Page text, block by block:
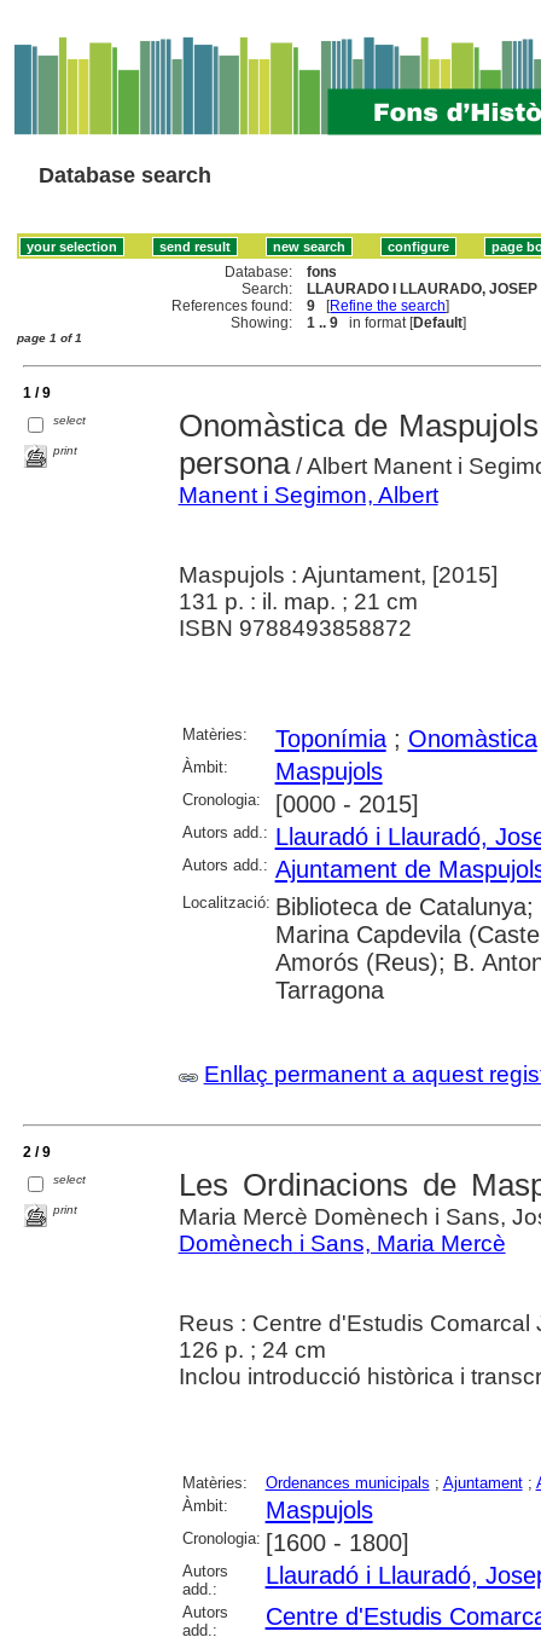
Database search
Database:
fons
Search:
LLAURADO I LLAURADO,
References found:
9 [Refine the search]
Showing:
1 .. 9 in format [Default]
page 1 of 1
1 / 9
select
print
Onomàstica de
persona/ Albert Manent i
Manent i Segimon, Albert
Maspujols : Ajuntament, [2015]
131 p. : il. map. ; 21 cm
ISBN 9788493858872
Matèries: Toponímia; Onomàstica
Àmbit: Maspujols
Cronologia: [0000 - 2015]
Autors add.: Llauradó i Llauradó,
Autors add.: Ajuntament de
Localització: Biblioteca de
Marina Capdevila
Amorós (Reus); B.
Tarragona
Enllaç permanent a aquest
2 / 9
select
print
Les Ordinacions de
Maria Mercè Domènech i Sans,
Domènech i Sans, Maria Mercè
Reus : Centre d'Estudis Comarcal
126 p. ; 24 cm
Inclou introducció històrica i
Matèries: Ordenances municipals ; Ajuntament;
Àmbit:
Maspujols
Cronologia: [1600 - 1800]
Autors
add.:
Llauradó i Llauradó,
Autors
add.:
Centre d'Estudis